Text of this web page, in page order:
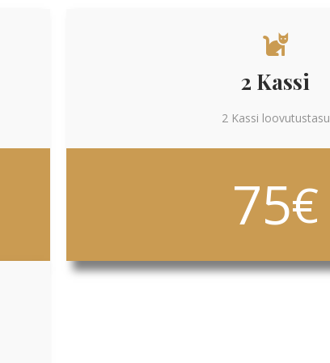
2 Kassi
2 Kassi loovutustasu
75€